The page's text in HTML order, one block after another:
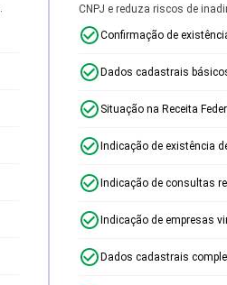
CNPJ e reduza riscos de
Confirmação de
Dados cadastrais
Situação na Receita
Indicação de existência
Indicação de consultas
Indicação de empresas
Dados cadastrais